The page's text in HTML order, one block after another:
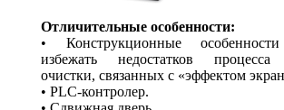
Отличительные особенности:
• Конструкционные
избежать недостатков процесса
очистки, связанных с «эффектом
• PLC-контролер.